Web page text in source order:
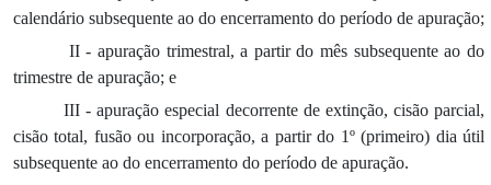
calendário subsequente ao do encerramento do período de apuração;
II - apuração trimestral, a partir do mês subsequente ao do
trimestre de apuração; e
III - apuração especial decorrente de extinção, cisão parcial,
cisão total, fusão ou incorporação, a partir do 1º (primeiro) dia útil
subsequente ao do encerramento do período de apuração.